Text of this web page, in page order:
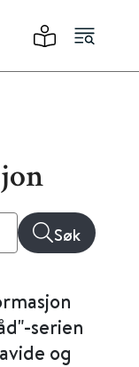
Søk
serien
og